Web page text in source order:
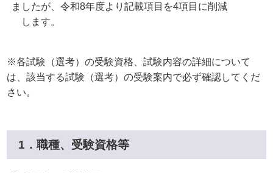
ましたが、令和8年度より記載項目を4項目に削減
します。
※各試験（選考）の受験資格、試験内容の詳細について
は、該当する試験（選考）の受験案内で必ず確認してくだ
さい。
1．職種、受験資格等